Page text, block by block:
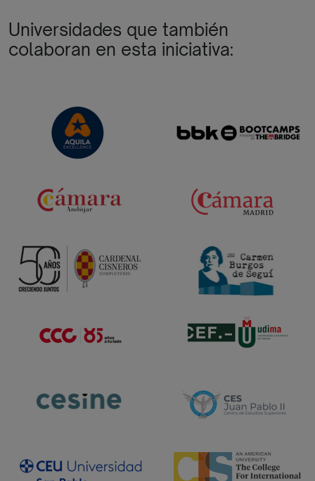
Universidades que también
colaboran en esta iniciativa: